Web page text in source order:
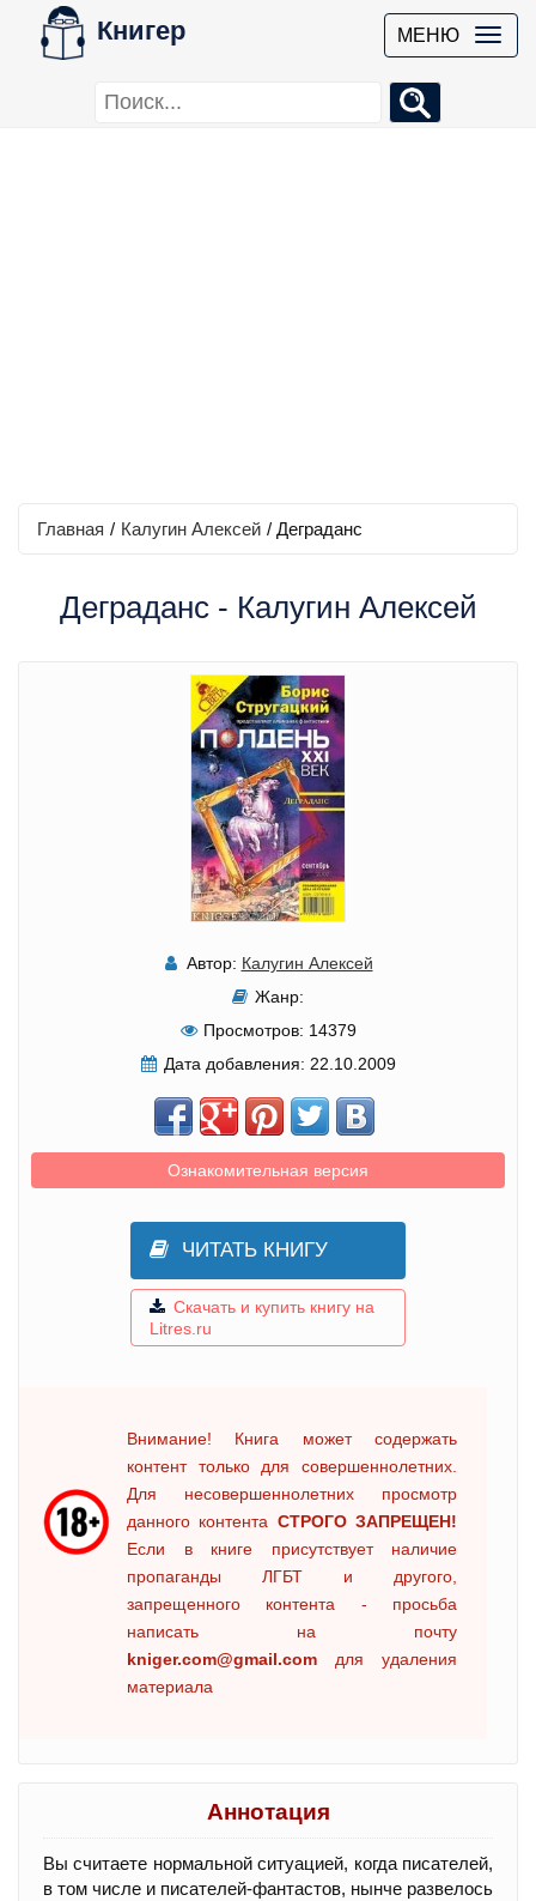
Книгер МЕНЮ
Главная / Калугин Алексей / Деграданс
Деграданс - Калугин Алексей
Автор: Калугин Алексей
Жанр:
Просмотров: 14379
Дата добавления: 22.10.2009
Ознакомительная версия
ЧИТАТЬ КНИГУ
Скачать и купить книгу на
Litres.ru
Внимание! Книга может содержать
контент только для совершеннолетних.
Для несовершеннолетних просмотр
данного контента СТРОГО ЗАПРЕЩЕН!
Если в книге присутствует наличие
пропаганды ЛГБТ и другого,
запрещенного контента - просьба
написать на почту
kniger.com@gmail.com для удаления
материала
Аннотация
Вы считаете нормальной ситуацией, когда писателей,
в том числе и писателей-фантастов, нынче развелось